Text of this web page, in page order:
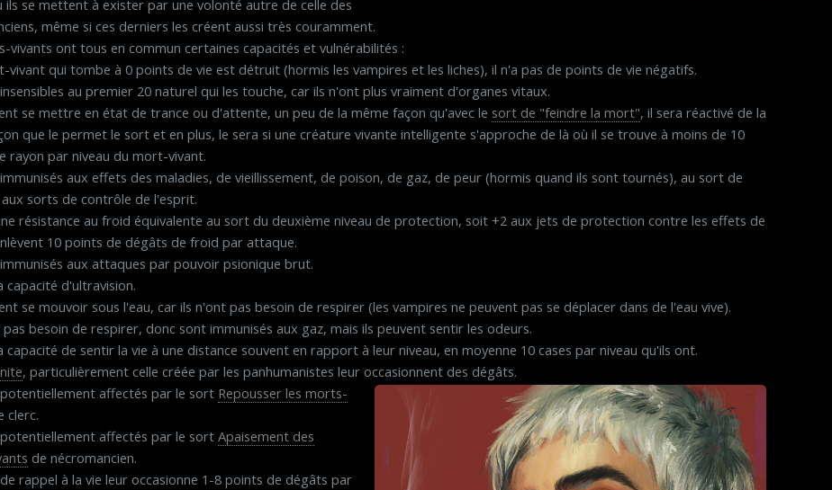
ils se mettent à exister par une volonté autre de celle des
même si ces derniers les créent aussi très couramment.
vivants ont tous en commun certaines capacités et vulnérabilités :
vivant qui tombe à 0 points de vie est détruit (hormis les vampires et les liches), il n'a pas de points de vie négatifs.
au premier 20 naturel qui les touche, car ils n'ont plus vraiment d'organes vitaux.
se mettre en état de trance ou d'attente, un peu de la même façon qu'avec le sort de "feindre la mort", il sera réactivé de la
que le permet le sort et en plus, le sera si une créature vivante intelligente s'approche de là où il se trouve à moins de 10
rayon par niveau du mort-vivant.
aux effets des maladies, de vieillissement, de poison, de gaz, de peur (hormis quand ils sont tournés), au sort de
sorts de contrôle de l'esprit.
résistance au froid équivalente au sort du deuxième niveau de protection, soit +2 aux jets de protection contre les effets de
10 points de dégâts de froid par attaque.
aux attaques par pouvoir psionique brut.
capacité d'ultravision.
se mouvoir sous l'eau, car ils n'ont pas besoin de respirer (les vampires ne peuvent pas se déplacer dans de l'eau vive).
besoin de respirer, donc sont immunisés aux gaz, mais ils peuvent sentir les odeurs.
capacité de sentir la vie à une distance souvent en rapport à leur niveau, en moyenne 10 cases par niveau qu'ils ont.
, particulièrement celle créée par les panhumanistes leur occasionnent des dégâts.
affectés par le sort Repousser les morts-
clerc.
affectés par le sort Apaisement des
de nécromancien.
rappel à la vie leur occasionne 1-8 points de dégâts par